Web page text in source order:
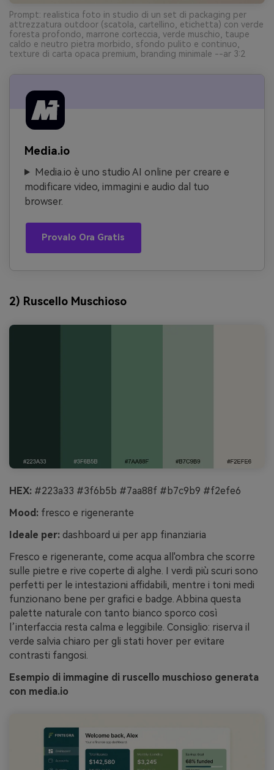
Prompt: realistica foto in studio di un set di packaging per
attrezzatura outdoor (scatola, cartellino, etichetta) con verde
foresta profondo, marrone corteccia, verde muschio, taupe
caldo e neutro pietra morbido, sfondo pulito e continuo,
texture di carta opaca premium, branding minimale --ar 3:2
Media.io
Media.io è uno studio AI online per creare e
modificare video, immagini e audio dal tuo
browser.
Provalo Ora Gratis
2) Ruscello Muschioso
HEX: #223a33 #3f6b5b #7aa88f #b7c9b9 #f2efe6
Mood: fresco e rigenerante
Ideale per: dashboard ui per app finanziaria
Fresco e rigenerante, come acqua all'ombra che scorre
sulle pietre e rive coperte di alghe. I verdi più scuri sono
perfetti per le intestazioni affidabili, mentre i toni medi
funzionano bene per grafici e badge. Abbina questa
palette naturale con tanto bianco sporco così
l’interfaccia resta calma e leggibile. Consiglio: riserva il
verde salvia chiaro per gli stati hover per evitare
contrasti fangosi.
Esempio di immagine di ruscello muschioso generata
con media.io